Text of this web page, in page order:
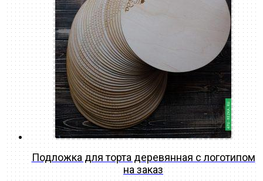
Подложка для торта деревянная с логотипом
на заказ